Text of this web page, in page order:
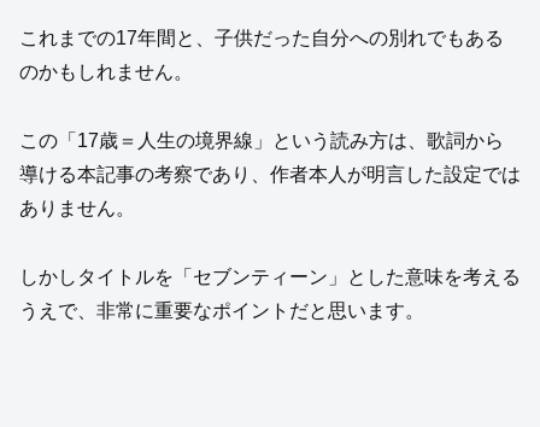
これまでの17年間と、子供だった自分への別れでもある
のかもしれません。
この「17歳＝人生の境界線」という読み方は、歌詞から
導ける本記事の考察であり、作者本人が明言した設定では
ありません。
しかしタイトルを「セブンティーン」とした意味を考える
うえで、非常に重要なポイントだと思います。